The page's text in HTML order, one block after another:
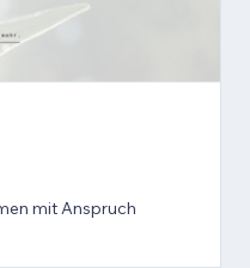
mit Anspruch